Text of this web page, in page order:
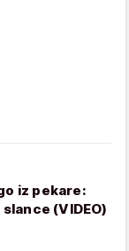
iz pekare:
(VIDEO)